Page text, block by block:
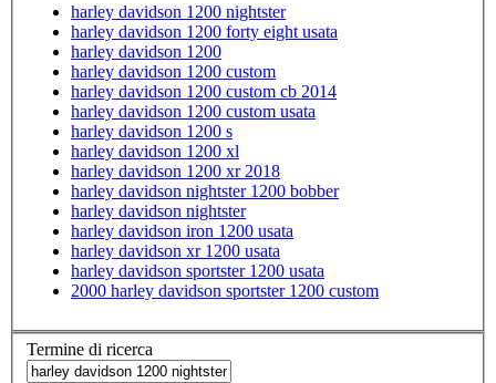
harley davidson 1200 nightster
harley davidson 1200 forty eight usata
harley davidson 1200
harley davidson 1200 custom
harley davidson 1200 custom cb 2014
harley davidson 1200 custom usata
harley davidson 1200 s
harley davidson 1200 xl
harley davidson 1200 xr 2018
harley davidson nightster 1200 bobber
harley davidson nightster
harley davidson iron 1200 usata
harley davidson xr 1200 usata
harley davidson sportster 1200 usata
2000 harley davidson sportster 1200 custom
Termine di ricerca